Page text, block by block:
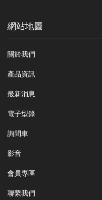
網站地圖
關於我們
產品資訊
最新消息
電子型錄
詢問車
影音
會員專區
聯繫我們